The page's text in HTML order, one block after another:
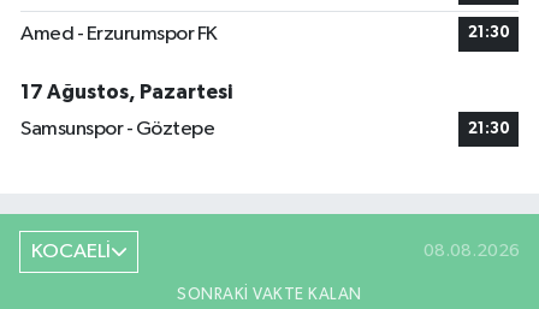
Amed - Erzurumspor FK 21:30
17 Ağustos, Pazartesi
Samsunspor - Göztepe
21:30
KOCAELİ 08.08.2026
SONRAKI VAKTE KALAN